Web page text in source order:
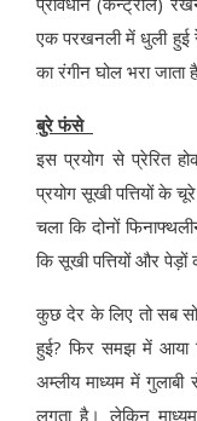
एक परखनली में धुली हुई
का रंगीन घोल भरा जाता
बुरे फंसे
इस प्रयोग से प्रेरित
प्रयोग सूखी पत्तियों के
चला कि दोनों
कि सूखी पत्तियों और
कुछ देर के लिए तो सब
हुई? फिर समझ में आया
अम्लीय माध्यम में
लगता है। लेकिन